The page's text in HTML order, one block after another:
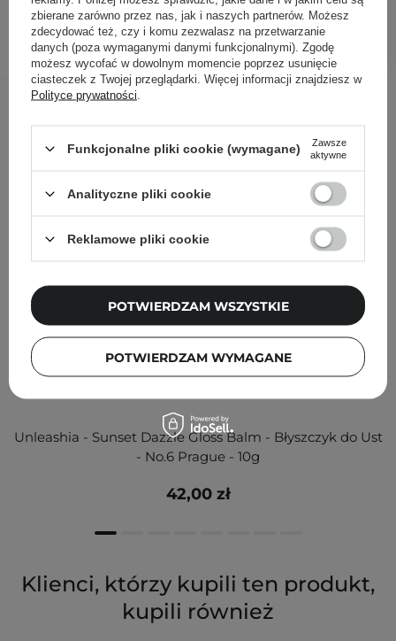
DODAJ DO KOSZYKA
Inni klienci sprawdzali również
Unleashia - Sunset Dazzle Gloss Balm - Błyszczyk do Ust
- No.6 Prague - 10g
42,00 zł
Klienci, którzy kupili ten produkt,
kupili również
zbierane zarówno przez nas, jak i naszych partnerów. Możesz
zdecydować też, czy i komu zezwalasz na przetwarzanie
danych (poza wymaganymi danymi funkcjonalnymi). Zgodę
możesz wycofać w dowolnym momencie poprzez usunięcie
ciasteczek z Twojej przeglądarki. Więcej informacji znajdziesz w
Polityce prywatności
Funkcjonalne pliki cookie (wymagane)
Zawsze
aktywne
Analityczne pliki cookie
Reklamowe pliki cookie
POTWIERDZAM WYMAGANE
POTWIERDZAM WSZYSTKIE